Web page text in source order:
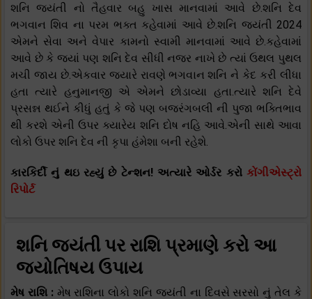
શનિ જયંતી નો તૈહવાર બહુ ખાસ માનવામાં આવે છે.શનિ દેવ
ભગવાન શિવ ના પરમ ભક્ત કહેવામાં આવે છે.શનિ જયંતી 2024
એમને સેવા અને વેપાર કામનો સ્વામી માનવામાં આવે છે.કહેવામાં
આવે છે કે જ્યાં પણ શનિ દેવ સીધી નજર નાખે છે ત્યાં ઉથલ પુથલ
મચી જાય છે.એકવાર જયારે રાવણે ભગવાન શનિ ને કેદ કરી લીધા
હતા ત્યારે હનુમાનજી એ એમને છોડાવ્યા હતા.ત્યારે શનિ દેવે
પ્રસન્ન થઈને કીધું હતું કે જે પણ બજરંગબલી ની પુજા ભક્તિભાવ
થી કરશે એની ઉપર ક્યારેય શનિ દોષ નહિ આવે.એની સાથે આવા
લોકો ઉપર શનિ દેવ ની કૃપા હંમેશા બની રહેશે.
કારકિર્દી નું થઇ રહ્યું છે ટેન્શન! અત્યારે ઓર્ડર કરો કોંગીએસ્ટ્રો
રિપોર્ટ
શનિ જયંતી પર રાશિ પ્રમાણે કરો આ
જ્યોતિષય ઉપાય
મેષ રાશિ : મેષ રાશિના લોકો શનિ જયંતી ના દિવસે સરસો નું તેલ કે